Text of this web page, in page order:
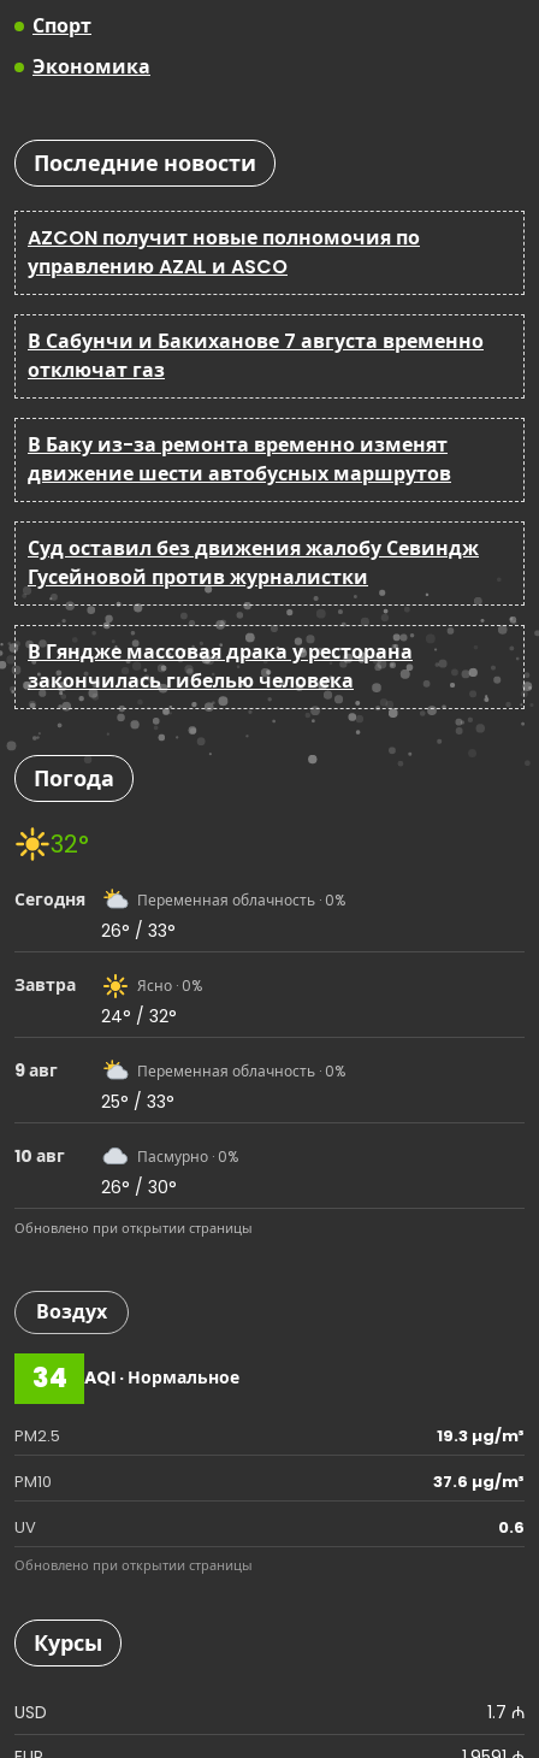
Спорт
Экономика
Последние новости
AZCON получит новые полномочия по
управлению AZAL и ASCO
В Сабунчи и Бакиханове 7 августа временно
отключат газ
В Баку из-за ремонта временно изменят
движение шести автобусных маршрутов
Суд оставил без движения жалобу Севиндж
Гусейновой против журналистки
В Гяндже массовая драка у ресторана
закончилась гибелью человека
Погода
32°
Сегодня Переменная облачность · 0%
26° / 33°
Завтра Ясно · 0%
24° / 32°
9 авг Переменная облачность · 0%
25° / 33°
10 авг Пасмурно · 0%
26° / 30°
Обновлено при открытии страницы
Воздух
34 AQI · Нормальное
PM2.5
19.3 µg/m³
PM10
37.6 µg/m³
UV
0.6
Обновлено при открытии страницы
Курсы
USD
1.7 ₼